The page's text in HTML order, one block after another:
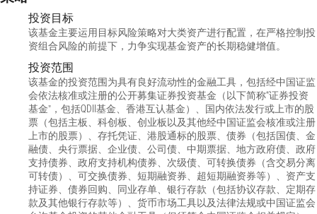
投资目标
该基金主要运用目标风险策略对大类资产进行配置，在严格控制投
资组合风险的前提下，力争实现基金资产的长期稳健增值。
投资范围
该基金的投资范围为具有良好流动性的金融工具，包括经中国证监
会依法核准或注册的公开募集证券投资基金（以下简称“证券投资
基金”，包括QDII基金、香港互认基金）、国内依法发行或上市的股
票（包括主板、科创板、创业板以及其他经中国证监会核准或注册
上市的股票）、存托凭证、港股通标的股票、债券（包括国债、金
融债、央行票据、企业债、公司债、中期票据、地方政府债、政府
支持债券、政府支持机构债券、次级债、可转换债券（含交易分离
可转债）、可交换债券、短期融资券、超短期融资券等）、资产支
持证券、债券回购、同业存单、银行存款（包括协议存款、定期存
款及其他银行存款等）、货币市场工具以及法律法规或中国证监会